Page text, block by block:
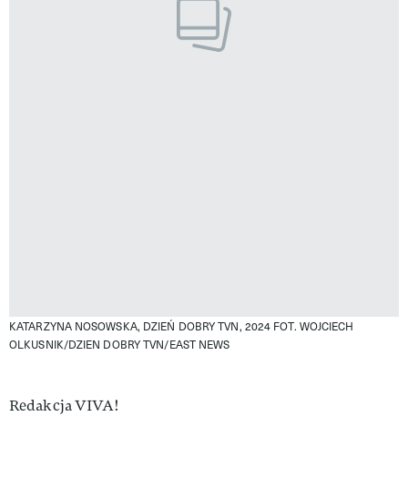
KATARZYNA NOSOWSKA, DZIEŃ DOBRY TVN, 2024 FOT. WOJCIECH
OLKUSNIK/DZIEN DOBRY TVN/EAST NEWS
Authors
Redakcja VIVA!